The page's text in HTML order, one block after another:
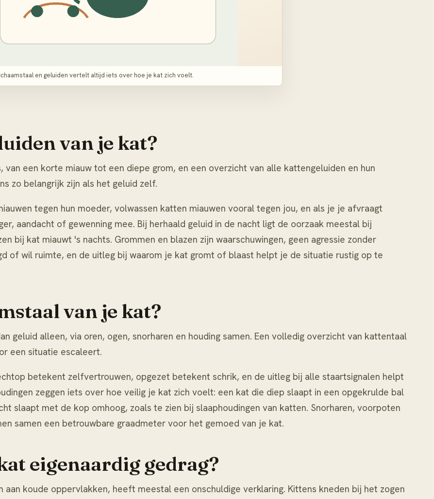
en geluiden vertelt altijd iets over hoe je kat zich voelt.
van je kat?
een korte miauw tot een diepe grom, en een overzicht van alle kattengeluiden en hun
zo belangrijk zijn als het geluid zelf.
tegen hun moeder, volwassen katten miauwen vooral tegen jou, en als je je afvraagt
aandacht of gewenning mee. Bij herhaald geluid in de nacht ligt de oorzaak meestal bij
bij kat miauwt 's nachts. Grommen en blazen zijn waarschuwingen, geen agressie zonder
of wil ruimte, en de uitleg bij waarom je kat gromt of blaast helpt je de situatie rustig op te
van je kat?
geluid alleen, via oren, ogen, snorharen en houding samen. Een volledig overzicht van kattentaal
een situatie escaleert.
betekent zelfvertrouwen, opgezet betekent schrik, en de uitleg bij alle staartsignalen helpt
zeggen iets over hoe veilig je kat zich voelt: een kat die diep slaapt in een opgekrulde bal
slaapt met de kop omhoog, zoals te zien bij slaaphoudingen van katten. Snorharen, voorpoten
samen een betrouwbare graadmeter voor het gemoed van je kat.
eigenaardig gedrag?
koude oppervlakken, heeft meestal een onschuldige verklaring. Kittens kneden bij het zogen